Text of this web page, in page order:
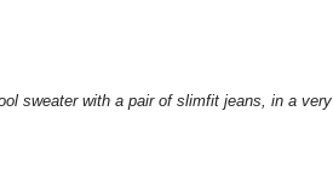
sweater with a pair of slimfit jeans, in a very